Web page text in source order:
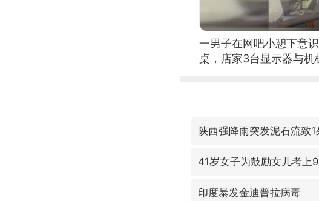
一男子在网吧小憩下意
桌，店家3台显示器与机
陕西强降雨突发泥石流致1
41岁女子为鼓励女儿考上
印度暴发金迪普拉病毒